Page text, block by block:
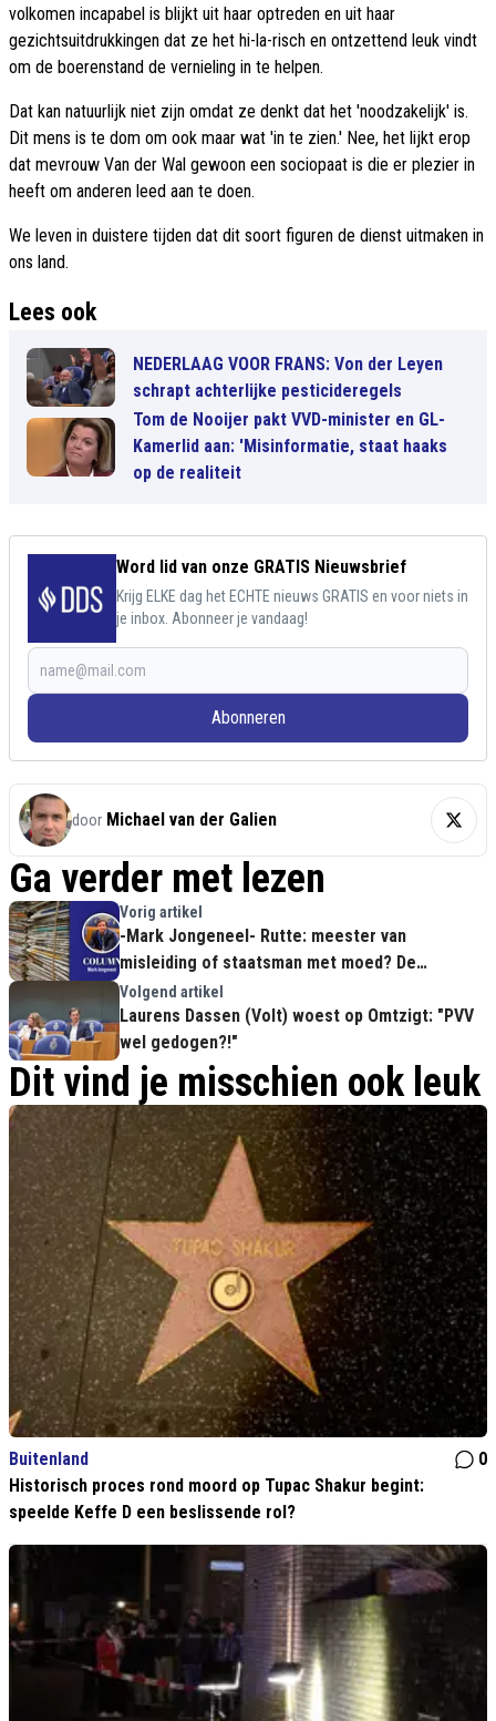
volkomen incapabel is blijkt uit haar optreden en uit haar
gezichtsuitdrukkingen dat ze het hi-la-risch en ontzettend leuk vindt
om de boerenstand de vernieling in te helpen.
Dat kan natuurlijk niet zijn omdat ze denkt dat het 'noodzakelijk' is.
Dit mens is te dom om ook maar wat 'in te zien.' Nee, het lijkt erop
dat mevrouw Van der Wal gewoon een sociopaat is die er plezier in
heeft om anderen leed aan te doen.
We leven in duistere tijden dat dit soort figuren de dienst uitmaken in
ons land.
Lees ook
NEDERLAAG VOOR FRANS: Von der Leyen
schrapt achterlijke pesticideregels
Tom de Nooijer pakt VVD-minister en GL-
Kamerlid aan: 'Misinformatie, staat haaks
op de realiteit
Word lid van onze GRATIS Nieuwsbrief
Krijg ELKE dag het ECHTE nieuws GRATIS en voor niets in
je inbox. Abonneer je vandaag!
Abonneren
door Michael van der Galien
Ga verder met lezen
Vorig artikel
-Mark Jongeneel- Rutte: meester van
misleiding of staatsman met moed? De
geschiedenis zal hard oordelen!
Volgend artikel
Laurens Dassen (Volt) woest op Omtzigt: "PVV
wel gedogen?!"
Dit vind je misschien ook leuk
Buitenland
0
Historisch proces rond moord op Tupac Shakur begint:
speelde Keffe D een beslissende rol?